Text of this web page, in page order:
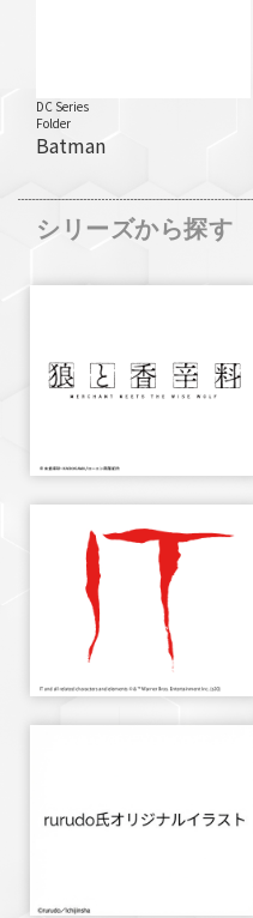
DC Series
Folder
Batman
シリーズから探す